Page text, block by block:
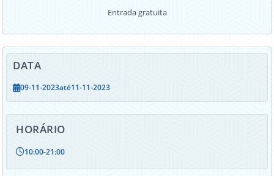
Entrada gratuita
DATA
09-11-2023até11-11-2023
HORÁRIO
10:00-21:00